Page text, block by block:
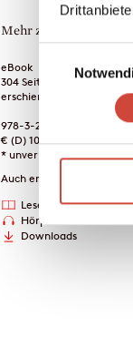
Mehr zum Inhalt
eBook
304 Seiten (Printausgabe)
erschienen am 25. März
978-3-257-60997-4
€ (D) 10.99 / sFr 14.00* / €
* unverb.
Auch erhältlich als
Lesekreise
Hörprobe
Downloads